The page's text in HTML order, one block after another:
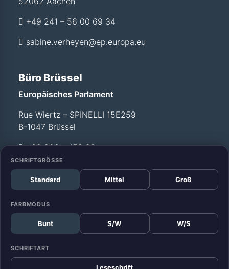
SCHRIFTGRÖSSE
Standard Mittel Groß
FARBMODUS
Bunt S/W W/S
SCHRIFTART
Leseschrift
+49 241 – 56 00 69 34
sabine.verheyen@ep.europa.eu
Büro Brüssel
Europäisches Parlament
Rue Wiertz – SPINELLI 15E259
B-1047 Brüssel
+32 228 - 472 99
Büro Straßburg
Europäisches Parlament
Allée du Printemps –
WEISS T12 029
F-67070 Straßburg
+33 388 - 17 52 99